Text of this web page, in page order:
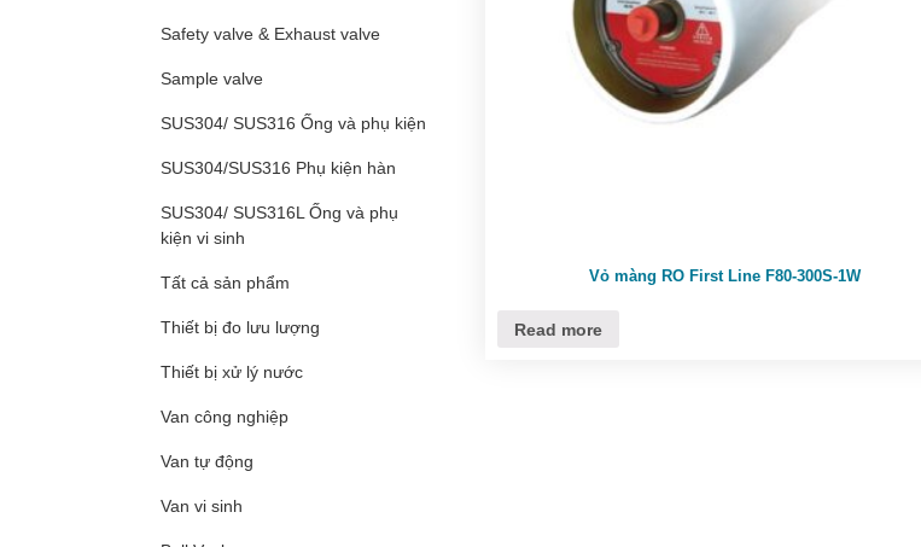
Safety valve & Exhaust valve
Sample valve
SUS304/ SUS316 Ống và phụ kiện
SUS304/SUS316 Phụ kiện hàn
SUS304/ SUS316L Ống và phụ
kiện vi sinh
Tất cả sản phẩm
Thiết bị đo lưu lượng
Thiết bị xử lý nước
Van công nghiệp
Van tự động
Van vi sinh
Vỏ màng RO First Line F80-300S-1W
Read more